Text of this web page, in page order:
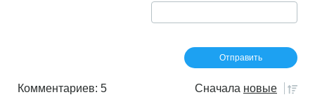
Комментариев: 5 Сначала новые